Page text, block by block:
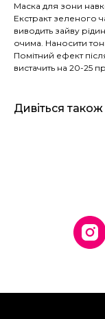
Маска для зони
Екстракт зеленого
виводить зайву
очима. Наносити
Помітний ефект
вистачить на 20-25
Дивіться також